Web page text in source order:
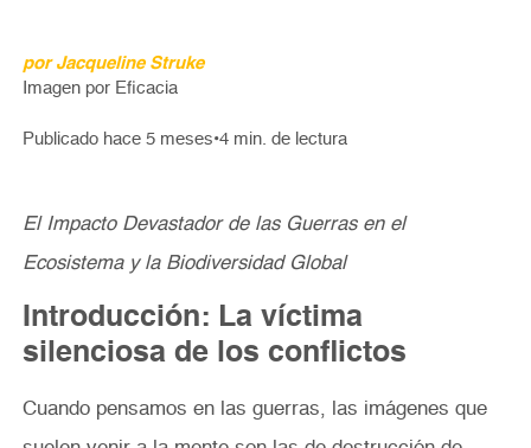
por Jacqueline Struke
Imagen por Eficacia
Publicado hace 5 meses•
El Impacto Devastador de las Guerras en el
Ecosistema y la Biodiversidad Global
Introducción: La víctima
silenciosa de los conflictos
Cuando pensamos en las guerras, las imágenes que